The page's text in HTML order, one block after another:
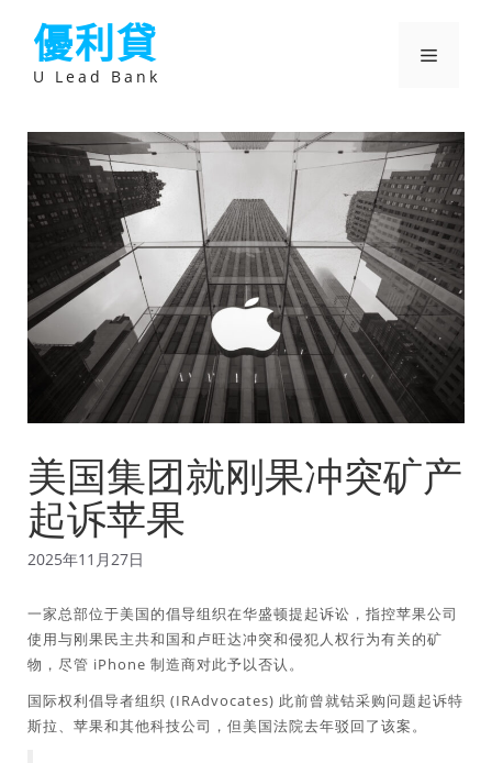
優利貸
U Lead Bank
選
美国集团就刚果冲突矿产
起诉苹果
2025年11月27日
一家总部位于美国的倡导组织在华盛顿提起诉讼，指控苹果公司
使用与刚果民主共和国和卢旺达冲突和侵犯人权行为有关的矿
物，尽管 iPhone 制造商对此予以否认。
国际权利倡导者组织 (IRAdvocates) 此前曾就钴采购问题起诉特
斯拉、苹果和其他科技公司，但美国法院去年驳回了该案。